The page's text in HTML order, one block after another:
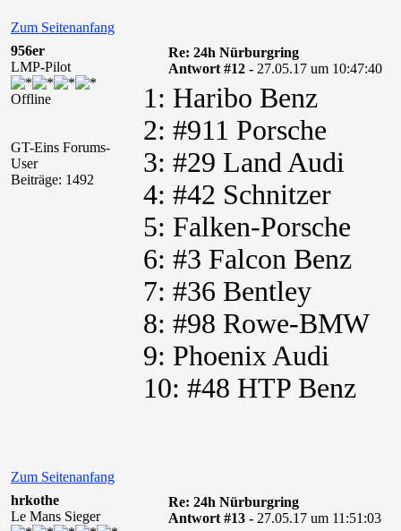
Zum Seitenanfang
956er
LMP-Pilot
Offline
GT-Eins Forums-
User
Beiträge: 1492
Re: 24h Nürburgring
Antwort #12 - 27.05.17 um 10:47:40
1: Haribo Benz
2: #911 Porsche
3: #29 Land Audi
4: #42 Schnitzer
5: Falken-Porsche
6: #3 Falcon Benz
7: #36 Bentley
8: #98 Rowe-BMW
9: Phoenix Audi
10: #48 HTP Benz
Zum Seitenanfang
hrkothe
Le Mans Sieger
Re: 24h Nürburgring
Antwort #13 - 27.05.17 um 11:51:03